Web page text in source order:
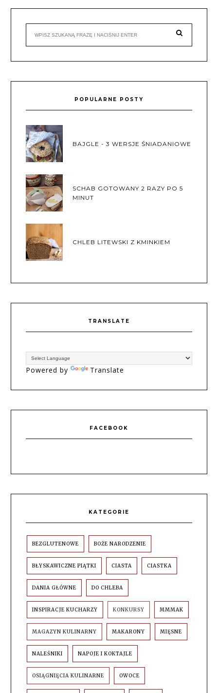
POPULARNE POSTY
BAJGLE - 3 WERSJE ŚNIADANIOWE
SCHAB GOTOWANY 2 RAZY PO 5
MINUT
CHLEB LITEWSKI Z KMINKIEM
TRANSLATE
Powered by Translate
FACEBOOK
KATEGORIE
BEZGLUTENOWE BOŻE NARODZENIE
BŁYSKAWICZNE PIĄTKI CIASTA CIASTKA
DANIA GŁÓWNE DO CHLEBA
INSPIRACJE KUCHARZY KONKURSY MMMAK
MAGAZYN KULINARNY MAKARONY MIĘSNE
NALEŚNIKI NAPOJE I KOKTAJLE
OSIĄGNIĘCIA KULINARNE OWOCE